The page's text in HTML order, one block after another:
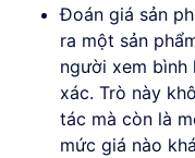
Đoán giá sản
ra một sản
người xem bình
xác. Trò này
tác mà còn là
mức giá nào